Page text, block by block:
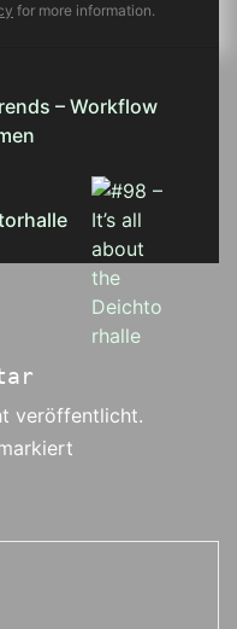
for more information.
– Workflow
veröffentlicht.